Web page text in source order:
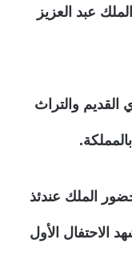
عبد العزيز
القديم والتراث
الملك عندئذ
الاحتفال الأول